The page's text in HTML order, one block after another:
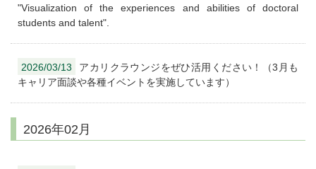
"Visualization of the experiences and abilities of doctoral
students and talent".
2026/03/13
アカリクラウンジをぜひ活用ください！（3月も
キャリア面談や各種イベントを実施しています）
2026年02月